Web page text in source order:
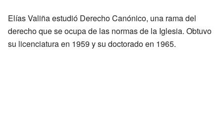
Elías Valiña estudió Derecho Canónico, una rama del
derecho que se ocupa de las normas de la Iglesia. Obtuvo
su licenciatura en 1959 y su doctorado en 1965.